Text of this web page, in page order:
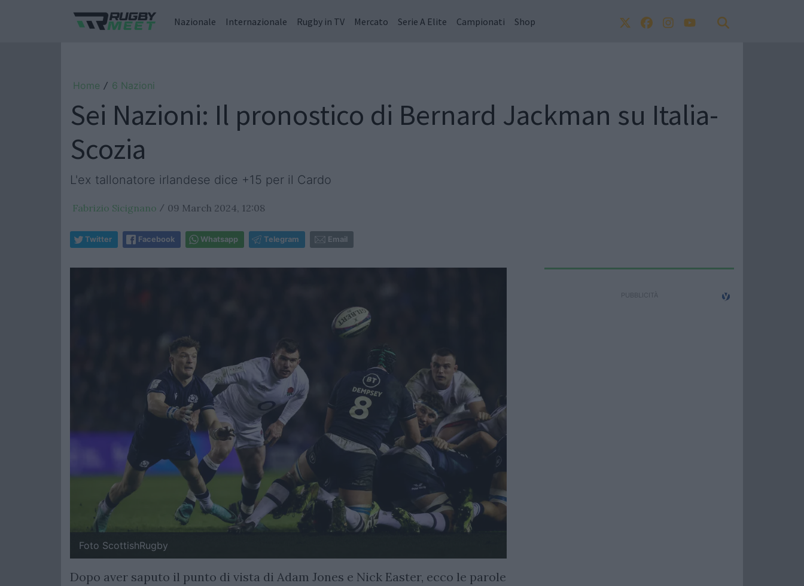
Nazionale Internazionale Rugby in TV Mercato Serie A Elite Campionati Shop
Home / 6 Nazioni
Sei Nazioni: Il pronostico di Bernard Jackman su Italia-
Scozia
L'ex tallonatore irlandese dice +15 per il Cardo
Fabrizio Sicignano / 09 March 2024, 12:08
Twitter Facebook Whatsapp Telegram Email
Foto ScottishRugby
Dopo aver saputo il punto di vista di Adam Jones e Nick Easter, ecco le parole